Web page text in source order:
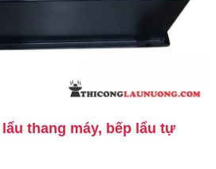
thang máy, bếp lẩu tự